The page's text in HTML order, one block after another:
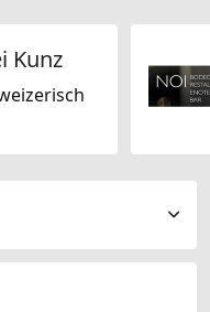
Kunz